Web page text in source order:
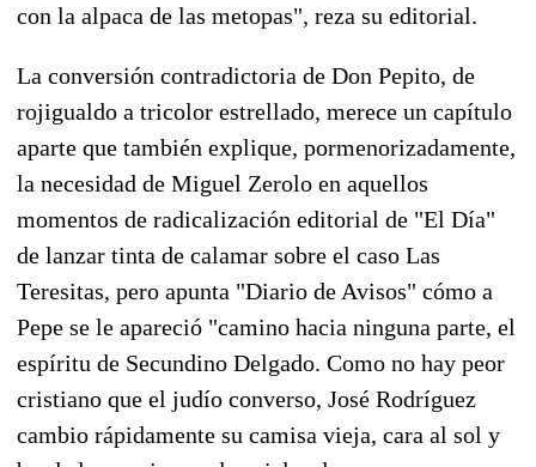
con la alpaca de las metopas", reza su editorial.
La conversión contradictoria de Don Pepito, de
rojigualdo a tricolor estrellado, merece un capítulo
aparte que también explique, pormenorizadamente,
la necesidad de Miguel Zerolo en aquellos
momentos de radicalización editorial de "El Día"
de lanzar tinta de calamar sobre el caso Las
Teresitas, pero apunta "Diario de Avisos" cómo a
Pepe se le apareció "camino hacia ninguna parte, el
espíritu de Secundino Delgado. Como no hay peor
cristiano que el judío converso, José Rodríguez
cambio rápidamente su camisa vieja, cara al sol y